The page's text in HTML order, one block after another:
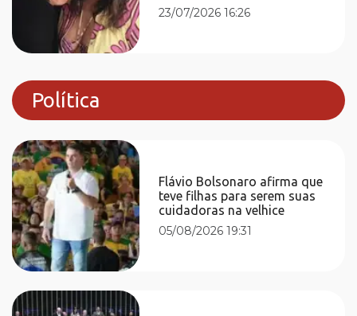
23/07/2026 16:26
Política
Flávio Bolsonaro afirma que
teve filhas para serem suas
cuidadoras na velhice
05/08/2026 19:31